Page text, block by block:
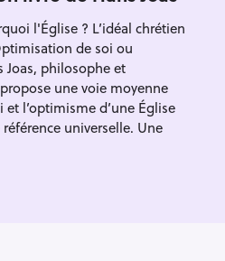
l'Église ? L’idéal chrétien
de soi ou
philosophe et
une voie moyenne
l’optimisme d’une Église
universelle. Une